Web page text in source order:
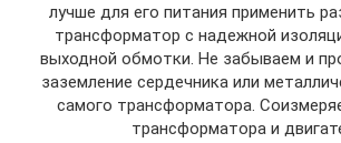
лучше для его питания применить
трансформатор с надежной
выходной обмотки. Не забываем и
заземление сердечника или
самого трансформатора.
трансформатора и